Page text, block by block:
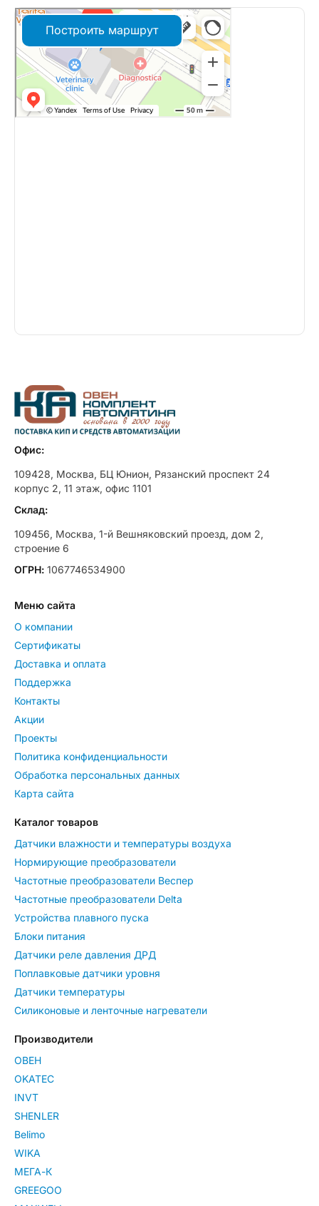
Построить маршрут
Офис:
109428, Москва, БЦ Юнион, Рязанский проспект 24
корпус 2, 11 этаж, офис 1101
Склад:
109456, Москва, 1-й Вешняковский проезд, дом 2,
строение 6
ОГРН: 1067746534900
Меню сайта
О компании
Сертификаты
Доставка и оплата
Поддержка
Контакты
Акции
Проекты
Политика конфиденциальности
Обработка персональных данных
Карта сайта
Каталог товаров
Датчики влажности и температуры воздуха
Нормирующие преобразователи
Частотные преобразователи Веспер
Частотные преобразователи Delta
Устройства плавного пуска
Блоки питания
Датчики реле давления ДРД
Поплавковые датчики уровня
Датчики температуры
Силиконовые и ленточные нагреватели
Производители
ОВЕН
OKATEC
INVT
SHENLER
Belimo
WIKA
МЕГА-К
GREEGOO